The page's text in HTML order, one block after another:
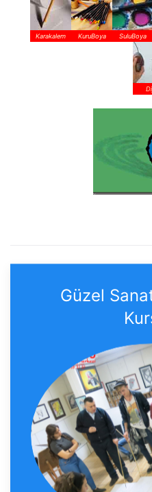
Karakalem KuruBoya SuluBoya
Güzel